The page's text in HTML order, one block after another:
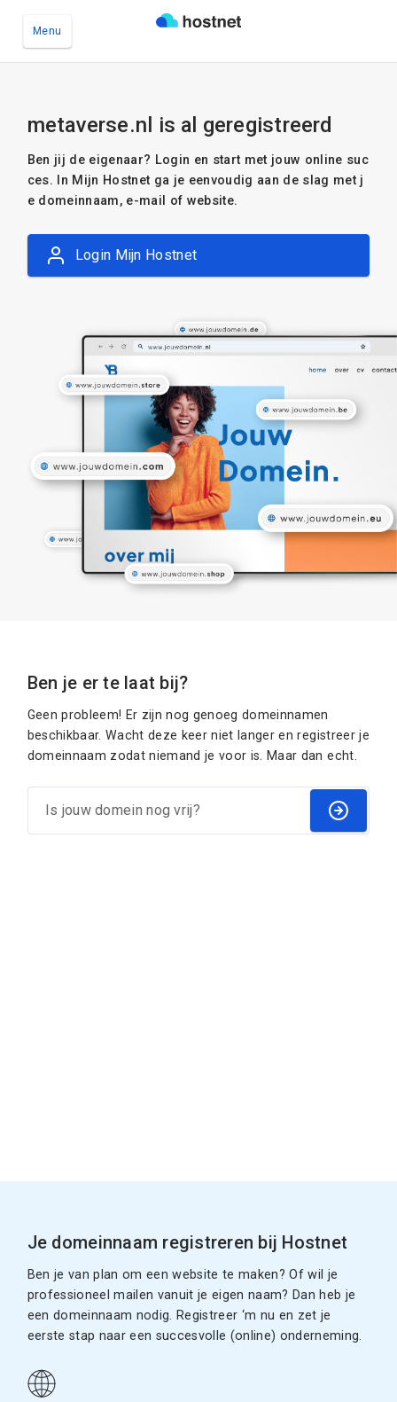
Menu
metaverse.nl is al geregistreerd
Ben jij de eigenaar? Login en start met jouw online suc
ces. In Mijn Hostnet ga je eenvoudig aan de slag met j
e domeinnaam, e-mail of website.
Login Mijn Hostnet
Ben je er te laat bij?
Geen probleem! Er zijn nog genoeg domeinnamen
beschikbaar. Wacht deze keer niet langer en registreer je
domeinnaam zodat niemand je voor is. Maar dan echt.
Je domeinnaam registreren bij Hostnet
Ben je van plan om een website te maken? Of wil je
professioneel mailen vanuit je eigen naam? Dan heb je
een domeinnaam nodig. Registreer ‘m nu en zet je
eerste stap naar een succesvolle (online) onderneming.